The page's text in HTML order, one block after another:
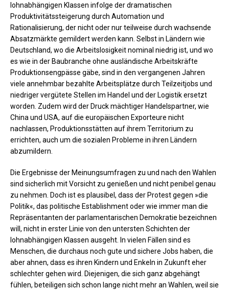
lohnabhängigen Klassen infolge der dramatischen
Produktivitätssteigerung durch Automation und
Rationalisierung, der nicht oder nur teilweise durch wachsende
Absatzmärkte gemildert werden kann. Selbst in Ländern wie
Deutschland, wo die Arbeitslosigkeit nominal niedrig ist, und wo
es wie in der Baubranche ohne ausländische Arbeitskräfte
Produktionsengpässe gäbe, sind in den vergangenen Jahren
viele annehmbar bezahlte Arbeitsplätze durch Teilzeitjobs und
niedriger vergütete Stellen im Handel und der Logistik ersetzt
worden. Zudem wird der Druck mächtiger Handelspartner, wie
China und USA, auf die europäischen Exporteure nicht
nachlassen, Produktionsstätten auf ihrem Territorium zu
errichten, auch um die sozialen Probleme in ihren Ländern
abzumildern.
Die Ergebnisse der Meinungsumfragen zu und nach den Wahlen
sind sicherlich mit Vorsicht zu genießen und nicht penibel genau
zu nehmen. Doch ist es plausibel, dass der Protest gegen »die
Politik«, das politische Establishment oder wie immer man die
Repräsentanten der parlamentarischen Demokratie bezeichnen
will, nicht in erster Linie von den untersten Schichten der
lohnabhängigen Klassen ausgeht. In vielen Fällen sind es
Menschen, die durchaus noch gute und sichere Jobs haben, die
aber ahnen, dass es ihren Kindern und Enkeln in Zukunft eher
schlechter gehen wird. Diejenigen, die sich ganz abgehängt
fühlen, beteiligen sich schon lange nicht mehr an Wahlen, weil sie